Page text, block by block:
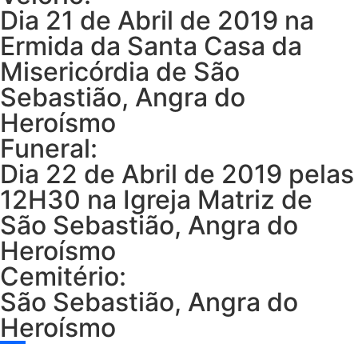
Dia 21 de Abril de 2019 na
Ermida da Santa Casa da
Misericórdia de São
Sebastião, Angra do
Heroísmo
Funeral:
Dia 22 de Abril de 2019 pelas
12H30 na Igreja Matriz de
São Sebastião, Angra do
Heroísmo
Cemitério:
São Sebastião, Angra do
Heroísmo